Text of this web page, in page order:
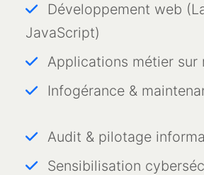
Développement web
JavaScript)
Applications métier sur
Infogérance &
Audit & pilotage
Sensibilisation